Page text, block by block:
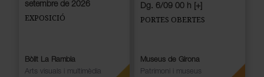
setembre de 2026
EXPOSICIÓ
Bòlit La Rambla
Arts visuals i multimèdia
Dg. 6/09 00 h [+]
PORTES OBERTES
Museus de Girona
Patrimoni i museus